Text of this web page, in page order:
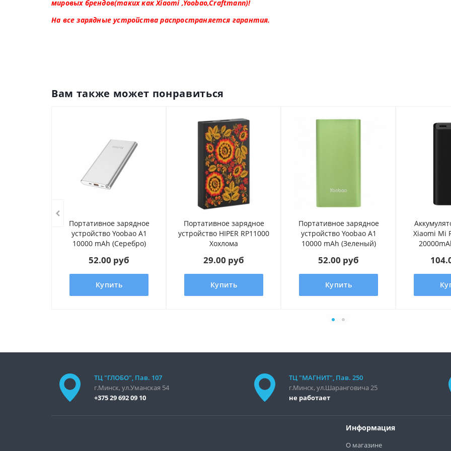
мировых брендов(таких как Xiaomi ,Yoobao,Craftmann)!
На все зарядные устройства распространяется гарантия.
Вам также может понравиться
Портативное зарядное
устройство Yoobao A1
10000 mAh (Серебро)
52.00 руб
Купить
Портативное зарядное
устройство HIPER RP11000
Хохлома
29.00 руб
Купить
Портативное зарядное
устройство Yoobao A1
10000 mAh (Зеленый)
52.00 руб
Купить
Xiaomi Mi
ТЦ "ГЛОБО", Пав. 107
г.Минск, ул.Уманская 54
+375 29 692 09 10
ТЦ "МАГНИТ", Пав. 250
г.Минск, ул.Шаранговича 25
не работает
Информация
О магазине